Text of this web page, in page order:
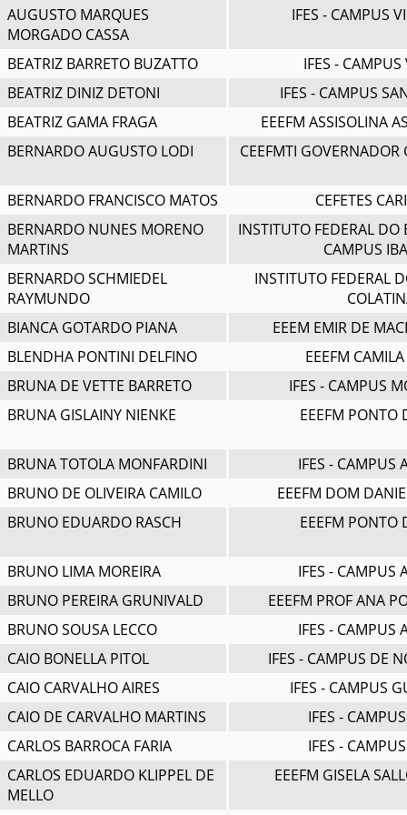
AUGUSTO MARQUES
MORGADO CASSA
IFES - CAMPUS
BEATRIZ BARRETO BUZATTO
IFES - CAMPUS
BEATRIZ DINIZ DETONI
IFES - CAMPUS
BEATRIZ GAMA FRAGA
EEEFM ASSISOLINA
BERNARDO AUGUSTO LODI
CEEFMTI GOVERNADOR
BERNARDO FRANCISCO MATOS
CEFETES
BERNARDO NUNES MORENO
MARTINS
INSTITUTO FEDERAL DO
CAMPUS
BERNARDO SCHMIEDEL
RAYMUNDO
INSTITUTO FEDERAL
BIANCA GOTARDO PIANA
EEEM EMIR DE
BLENDHA PONTINI DELFINO
EEEFM
BRUNA DE VETTE BARRETO
IFES - CAMPUS
BRUNA GISLAINY NIENKE
EEEFM PONTO
BRUNA TOTOLA MONFARDINI
IFES - CAMPUS
BRUNO DE OLIVEIRA CAMILO
EEEFM DOM
BRUNO EDUARDO RASCH
EEEFM PONTO
BRUNO LIMA MOREIRA
IFES - CAMPUS
BRUNO PEREIRA GRUNIVALD
EEEFM PROF ANA
BRUNO SOUSA LECCO
IFES - CAMPUS
CAIO BONELLA PITOL
IFES - CAMPUS DE
CAIO CARVALHO AIRES
IFES - CAMPUS
CAIO DE CARVALHO MARTINS
IFES -
CARLOS BARROCA FARIA
IFES -
CARLOS EDUARDO KLIPPEL DE
MELLO
EEEFM GISELA